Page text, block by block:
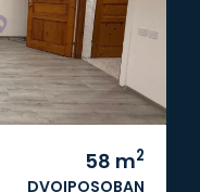
58 m2
DVOIPOSOBAN